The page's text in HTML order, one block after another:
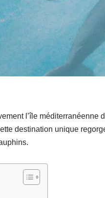
l’île méditerranéenne
destination unique